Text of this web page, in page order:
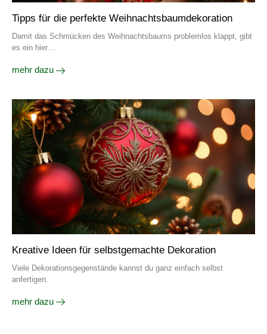
Tipps für die perfekte Weihnachtsbaumdekoration
Damit das Schmücken des Weihnachtsbaums problemlos klappt, gibt
es ein hier…
mehr dazu
Kreative Ideen für selbstgemachte Dekoration
Viele Dekorationsgegenstände kannst du ganz einfach selbst
anfertigen.
mehr dazu